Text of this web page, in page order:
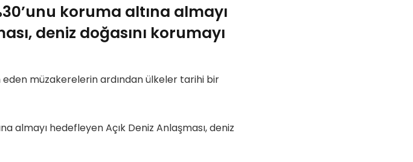
koruma altına almayı
deniz doğasını korumayı
eden müzakerelerin ardından ülkeler tarihi bir
almayı hedefleyen Açık Deniz Anlaşması, deniz